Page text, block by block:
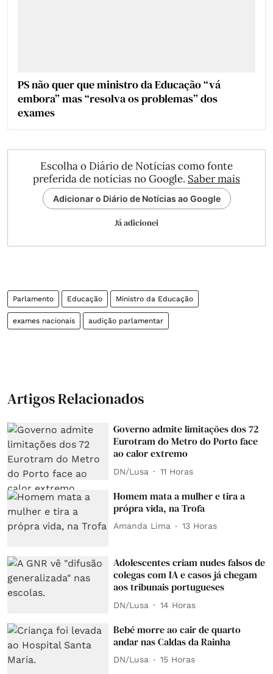
PS não quer que ministro da Educação “vá
embora” mas “resolva os problemas” dos
exames
Escolha o Diário de Notícias como fonte
preferida de notícias no Google. Saber mais
Adicionar o Diário de Notícias ao Google
Já adicionei
Parlamento Educação Ministro da Educação
exames nacionais audição parlamentar
Artigos Relacionados
Governo admite limitações dos 72
Eurotram do Metro do Porto face
ao calor extremo
DN/Lusa 11 Horas
Homem mata a mulher e tira a
própra vida, na Trofa
Amanda Lima 13 Horas
Adolescentes criam nudes falsos de
colegas com IA e casos já chegam
aos tribunais portugueses
DN/Lusa 14 Horas
Bebé morre ao cair de quarto
andar nas Caldas da Rainha
DN/Lusa 15 Horas